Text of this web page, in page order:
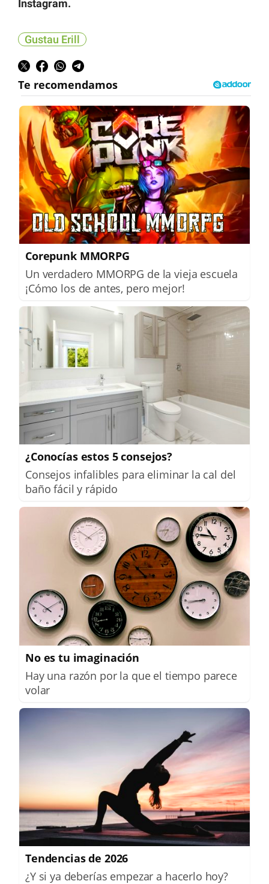
Instagram.
Gustau Erill
Corepunk MMORPG
Un verdadero MMORPG de la vieja escuela
¡Cómo los de antes, pero mejor!
¿Conocías estos 5 consejos?
Consejos infalibles para eliminar la cal del
baño fácil y rápido
No es tu imaginación
Hay una razón por la que el tiempo parece
volar
Tendencias de 2026
¿Y si ya deberías empezar a hacerlo hoy?